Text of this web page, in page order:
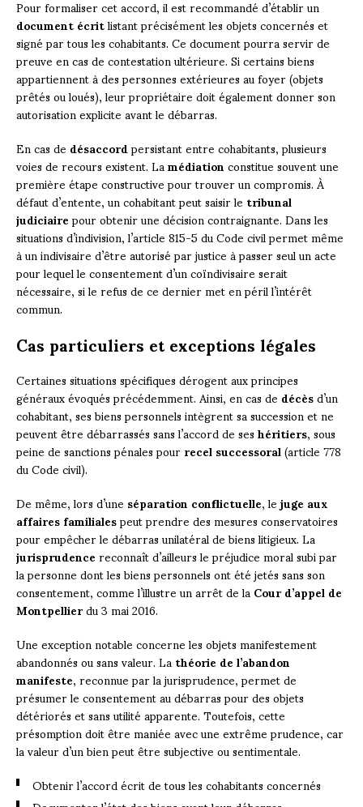
Pour formaliser cet accord, il est recommandé d’établir un
document écritlistant précisément les objets concernés et
signé par tous les cohabitants. Ce document pourra servir de
preuve en cas de contestation ultérieure. Si certains biens
appartiennent à des personnes extérieures au foyer (objets
prêtés ou loués), leur propriétaire doit également donner son
autorisation explicite avant le débarras.
En cas dedésaccordpersistant entre cohabitants, plusieurs
voies de recours existent. Lamédiationconstitue souvent une
première étape constructive pour trouver un compromis. À
défaut d’entente, un cohabitant peut saisir letribunal
judiciairepour obtenir une décision contraignante. Dans les
situations d’indivision, l’article 815-5 du Code civil permet même
à un indivisaire d’être autorisé par justice à passer seul un acte
pour lequel le consentement d’un coïndivisaire serait
nécessaire, si le refus de ce dernier met en péril l’intérêt
commun.
Cas particuliers et exceptions légales
Certaines situations spécifiques dérogent aux principes
généraux évoqués précédemment. Ainsi, en cas dedécèsd’un
cohabitant, ses biens personnels intègrent sa succession et ne
peuvent être débarrassés sans l’accord de seshéritiers, sous
peine de sanctions pénales pourrecel successoral(article 778
du Code civil).
De même, lors d’uneséparation conflictuelle, lejuge aux
affaires familialespeut prendre des mesures conservatoires
pour empêcher le débarras unilatéral de biens litigieux. La
jurisprudencereconnaît d’ailleurs le préjudice moral subi par
la personne dont les biens personnels ont été jetés sans son
consentement, comme l’illustre un arrêt de laCour d’appel de
Montpellierdu 3 mai 2016.
Une exception notable concerne les objets manifestement
abandonnés ou sans valeur. Lathéorie de l’abandon
manifeste, reconnue par la jurisprudence, permet de
présumer le consentement au débarras pour des objets
détériorés et sans utilité apparente. Toutefois, cette
présomption doit être maniée avec une extrême prudence, car
la valeur d’un bien peut être subjective ou sentimentale.
Obtenir l’accord écrit de tous les cohabitants concernés